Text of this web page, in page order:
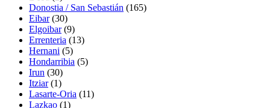
Donostia / San Sebastián (165)
Eibar(30)
Elgoibar(9)
Errenteria (13)
Hernani (5)
Hondarribia (5)
Irun (30)
Itziar(1)
Lasarte-Oria (11)
Lazkao (1)